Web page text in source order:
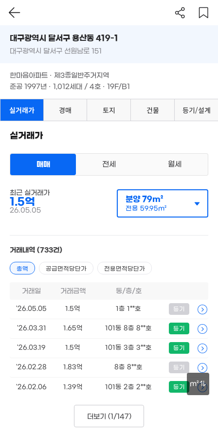
2.57억
1.68억
81m²
아파트
/전용60m²
계약일 '26. 05
81m²
필터 매물 탐색
대구시 달서구 용산동 419-1
준공 1997년 · 1,012세대 / 4호 · 19F/B1
m²
대구광역시 달서구 용산동 419-1
대구광역시 달서구 선원남로 151
한마음아파트 · 제3종일반주거지역
준공 1997년 · 1,012세대 / 4호 · 19F/B1
실거래가 경매 토지 건물 등기/설계
실거래가
매매 전세 월세
최근 실거래가
1.5억
26.05.05
분양79m²
전용 59.95m²
거래내역 (733건)
총액 공급면적당단가 전용면적당단가
거래일 거래금액 동/층/호
'26.05.05 1.5억 1층 1**호 등기
'26.03.31 1.65억 101동 8층 8**호 등기
'26.03.19 1.5억 101동 3층 3**호 등기
'26.02.28 1.83억 8층 8**호 등기
'26.02.06 1.39억 101동 2층 2**호 등기
더보기 (1/147)